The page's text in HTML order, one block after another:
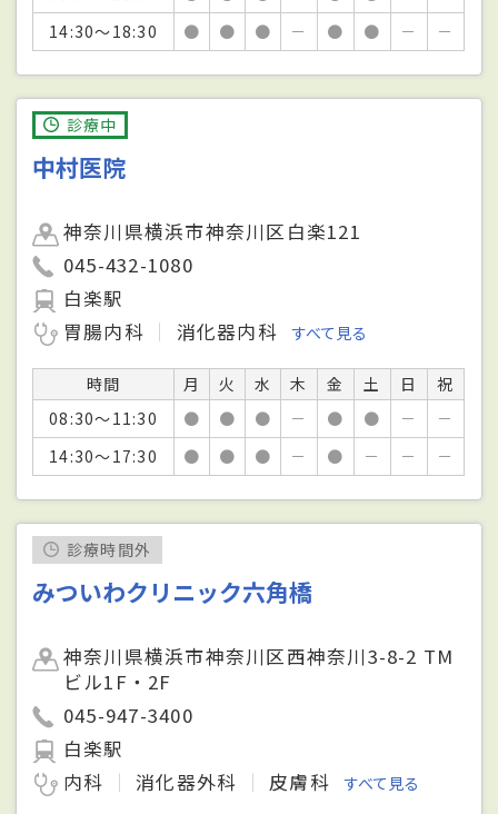
14:30～18:30
● ● ● － ● ● － －
診療中
中村医院
神奈川県横浜市神奈川区白楽121
045-432-1080
白楽駅
胃腸内科
消化器内科 すべて見る
時間 月 火 水 木 金 土 日
祝
08:30～11:30
● ● ● － ● ● －
－
14:30～17:30
● ● ● － ● － － －
診療時間外
みついわクリニック六角橋
神奈川県横浜市神奈川区西神奈川3-8-2 TM
ビル1F・2F
045-947-3400
白楽駅
内科
消化器外科 皮膚科 すべて見る